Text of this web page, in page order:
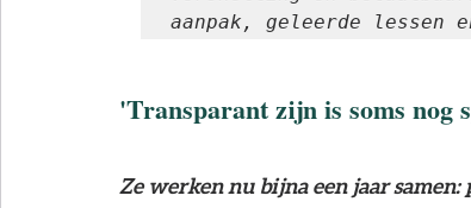
aanpak, geleerde lessen
'Transparant zijn is soms nog
Ze werken nu bijna een jaar